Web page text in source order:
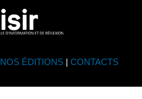
NOS ÉDITIONS| CONTACTS